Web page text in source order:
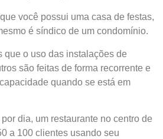
você possui uma casa de festas,
é síndico de um condomínio.
que o uso das instalações de
são feitas de forma recorrente e
quando se está em
dia, um restaurante no centro de
a 100 clientes usando seu